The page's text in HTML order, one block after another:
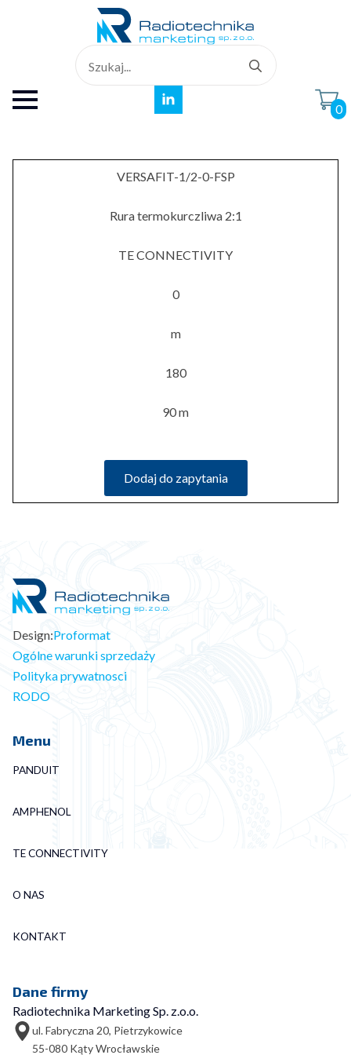
for:
0
VERSAFIT-1/2-0-FSP
Rura termokurczliwa 2:1
TE CONNECTIVITY
0
m
180
90 m
Dodaj do zapytania
Design:Proformat
Ogólne warunki sprzedaży
Polityka prywatnosci
RODO
Menu
PANDUIT
AMPHENOL
TE CONNECTIVITY
O NAS
KONTAKT
Dane firmy
Radiotechnika Marketing Sp. z.o.o.
ul. Fabryczna 20, Pietrzykowice
55-080 Kąty Wrocławskie